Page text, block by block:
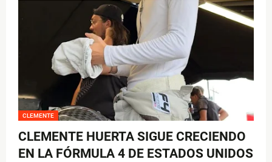
CLEMENTE
CLEMENTE HUERTA SIGUE CRECIENDO
EN LA FÓRMULA 4 DE ESTADOS UNIDOS